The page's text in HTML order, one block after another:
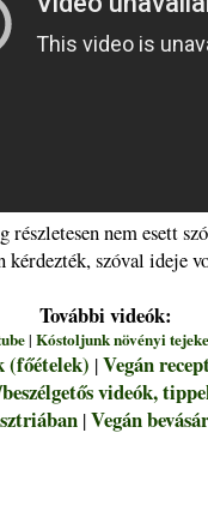
részletesen nem esett
kérdezték, szóval ideje
További videók:
| Kóstoljunk növényi
(főételek) |Vegán
videók,
|Vegán